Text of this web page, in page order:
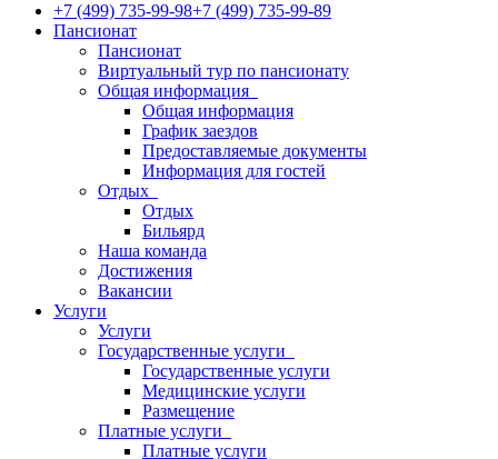
+7 (499) 735-99-98+7 (499) 735-99-89
Пансионат
Пансионат
Виртуальный тур по пансионату
Общая информация
Общая информация
График заездов
Предоставляемые документы
Информация для гостей
Отдых
Отдых
Бильярд
Наша команда
Достижения
Вакансии
Услуги
Услуги
Государственные услуги
Государственные услуги
Медицинские услуги
Размещение
Платные услуги
Платные услуги